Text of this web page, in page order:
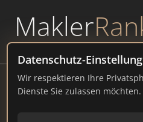
Makler
powered byWAVEPOINT
Datenschutz-
Wir respektieren Ihre
Dienste Sie zulassen möchten.
Hagen am